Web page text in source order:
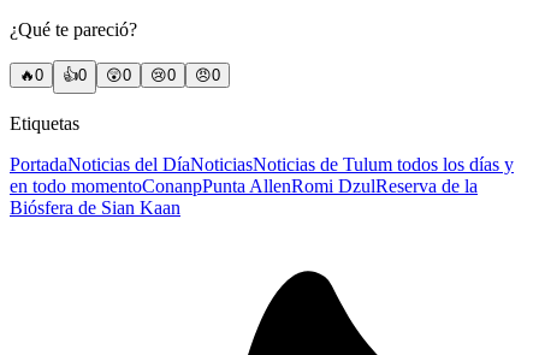
¿Qué te pareció?
🔥0 👍0 😲0 😢0 😠0
Etiquetas
PortadaNoticias del DíaNoticiasNoticias de Tulum todos los días y
en todo momentoConanpPunta AllenRomi DzulReserva de la
Biósfera de Sian Kaan